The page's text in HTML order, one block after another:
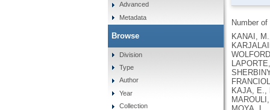
Number
KANAI, M., ANDREWS, S.J., CORDIOLI, M., STEVENS, C., NEALE, B.M., DALY, M., GANNA, A., PATHAK, G.A., IWASAKI, A., KARJALAINEN, J., MEHTONEN, J., PIRINEN, M., CHWIALKOWSKA, K., TRANKIEM, A., BALACONIS, M.K., VEERAPEN, K., WOLFORD, B.N., AHMAD, H.F., ANDREWS, S., VON HOHENSTAUFEN PUOTI, K.A., BOER, C., BOUA, P.R., BUTLER-LAPORTE, G., CADILLA, C.L., CHWIAŁKOWSKA, K., COLOMBO, F., DOUILLARD, V., DUEKER, N., DUTTA, A.K., EL-SHERBINY, Y.M., ELTOUKHY, M.M., ESMAEELI, S., FAUCON, A., FAVE, M.J., CADENAS, I.F., FRANCESCATTO, M., FRANCIOLI, L., FRANKE, L., FUENTES, M., DURÁN, R.G., CABRERO, D.G., HARRY, E.N., JANSEN, P., SZENTPÉTERI, J.L., KAJA, E., KANAI, M., KIRK, C., KOUSATHANAS, A., KRIEGER, J.E., PATEL, S.K., LEMAÇON, A., LIMOU, S., LIÓ, P., MAROULI, E., MARTTILA, M.M., MEDINA-GÓMEZ, C.,
Advanced
Metadata
Browse
Division
Type
Author
Year
Collection